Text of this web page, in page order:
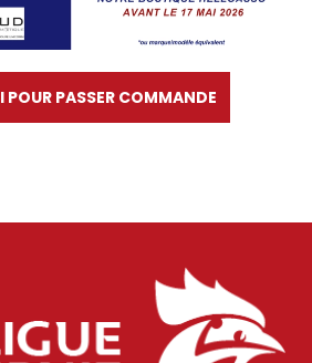
POUR PASSER COMMANDE